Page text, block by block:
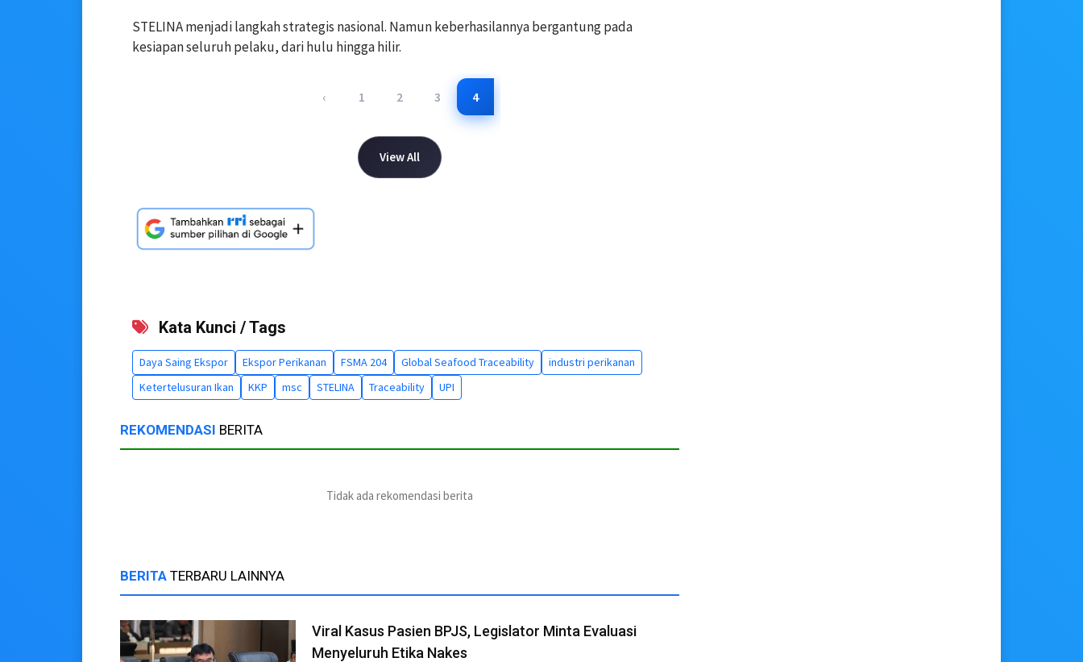
STELINA menjadi langkah strategis nasional. Namun keberhasilannya bergantung pada
kesiapan seluruh pelaku, dari hulu hingga hilir.
‹ 1 2 3 4
View All
Kata Kunci / Tags
Daya Saing Ekspor Ekspor Perikanan FSMA 204 Global Seafood Traceability
industri perikanan
Ketertelusuran Ikan
KKP msc STELINA Traceability UPI
REKOMENDASI BERITA
Tidak ada rekomendasi berita
BERITA TERBARU LAINNYA
Viral Kasus Pasien BPJS, Legislator Minta Evaluasi
Menyeluruh Etika Nakes